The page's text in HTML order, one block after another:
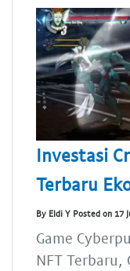
Investasi
Terbaru
By Eldi Y Posted on 17
Game
NFT Terbaru,